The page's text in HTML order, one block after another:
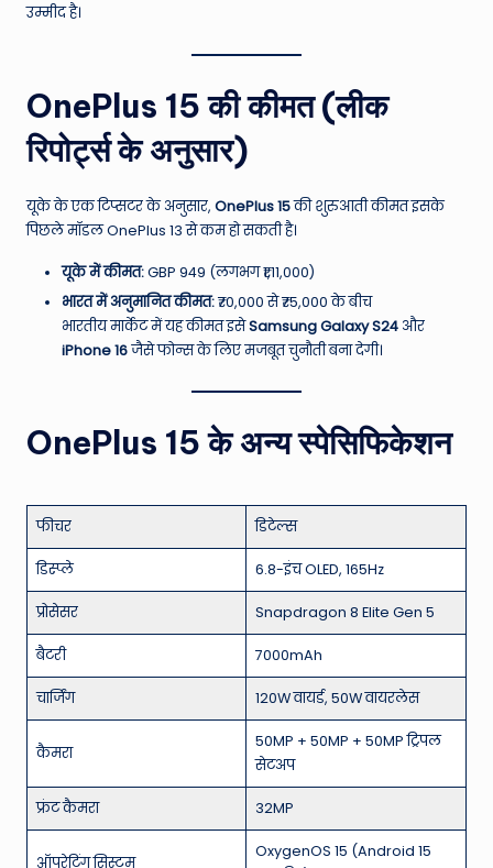
उम्मीद है।
OnePlus 15 की कीमत (लीक
रिपोर्ट्स के अनुसार)
यूके के एक टिप्सटर के अनुसार, OnePlus 15की शुरुआती कीमत इसके
पिछले मॉडल OnePlus 13 से कम हो सकती है।
यूके में कीमत:GBP 949 (लगभग ₹1,11,000)
भारत में अनुमानित कीमत:₹70,000 से ₹75,000 के बीच
भारतीय मार्केट में यह कीमत इसेSamsung Galaxy S24 और
iPhone 16जैसे फोन्स के लिए मजबूत चुनौती बना देगी।
OnePlus 15 के अन्य स्पेसिफिकेशन
फीचर डिटेल्स
डिस्प्ले 6.8-इंच OLED, 165Hz
प्रोसेसर Snapdragon 8 Elite Gen 5
बैटरी 7000mAh
चार्जिंग 120W वायर्ड, 50W वायरलेस
कैमरा
50MP + 50MP + 50MP ट्रिपल
सेटअप
फ्रंट कैमरा 32MP
ऑपरेटिंग सिस्टम
OxygenOS 15 (Android 15